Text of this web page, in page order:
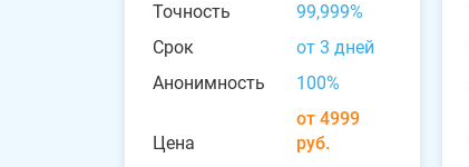
Точность
99,999%
Срок
от 3 дней
Анонимность
100%
Цена
от 4999
руб.